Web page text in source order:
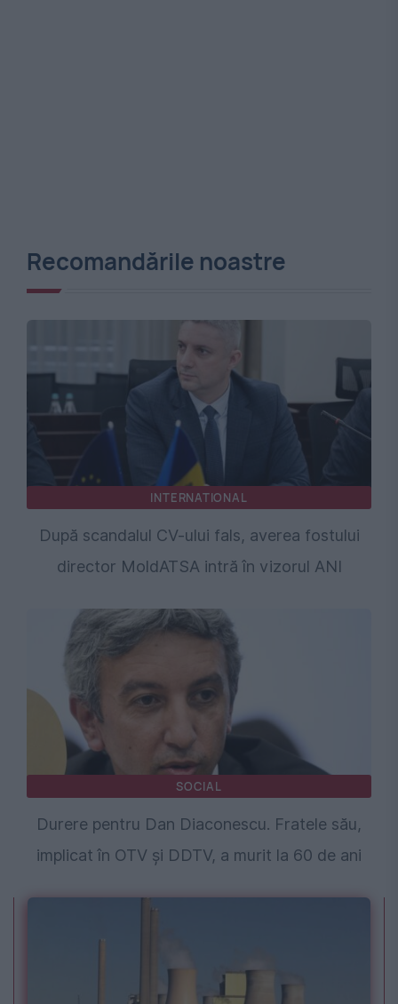
Recomandările noastre
INTERNATIONAL
După scandalul CV-ului fals, averea fostului
director MoldATSA intră în vizorul ANI
SOCIAL
Durere pentru Dan Diaconescu. Fratele său,
implicat în OTV și DDTV, a murit la 60 de ani